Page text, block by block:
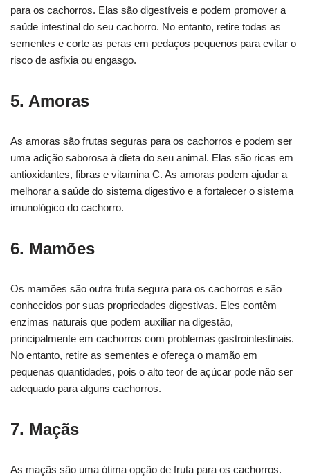
para os cachorros. Elas são digestíveis e podem promover a
saúde intestinal do seu cachorro. No entanto, retire todas as
sementes e corte as peras em pedaços pequenos para evitar o
risco de asfixia ou engasgo.
5. Amoras
As amoras são frutas seguras para os cachorros e podem ser
uma adição saborosa à dieta do seu animal. Elas são ricas em
antioxidantes, fibras e vitamina C. As amoras podem ajudar a
melhorar a saúde do sistema digestivo e a fortalecer o sistema
imunológico do cachorro.
6. Mamões
Os mamões são outra fruta segura para os cachorros e são
conhecidos por suas propriedades digestivas. Eles contêm
enzimas naturais que podem auxiliar na digestão,
principalmente em cachorros com problemas gastrointestinais.
No entanto, retire as sementes e ofereça o mamão em
pequenas quantidades, pois o alto teor de açúcar pode não ser
adequado para alguns cachorros.
7. Maçãs
As maçãs são uma ótima opção de fruta para os cachorros.